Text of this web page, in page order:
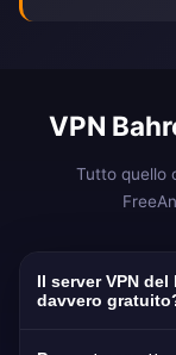
VPN
Tutto quello
Il server VPN
davvero